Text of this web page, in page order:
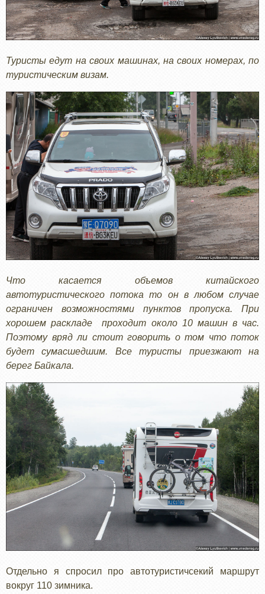
Туристы едут на своих машинах, на своих номерах, по
туристическим визам.
Что касается объемов китайского
автотуристического потока то он в любом случае
ограничен возможностями пунктов пропуска. При
хорошем раскладе проходит около 10 машин в час.
Поэтому вряд ли стоит говорить о том что поток
будет сумасшедшим. Все туристы приезжают на
берег Байкала.
Отдельно я спросил про автотуристичсекий маршрут
вокруг 110 зимника.